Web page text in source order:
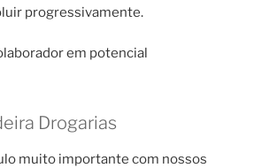
progressivamente.
em potencial
Drogarias
muito importante com nossos